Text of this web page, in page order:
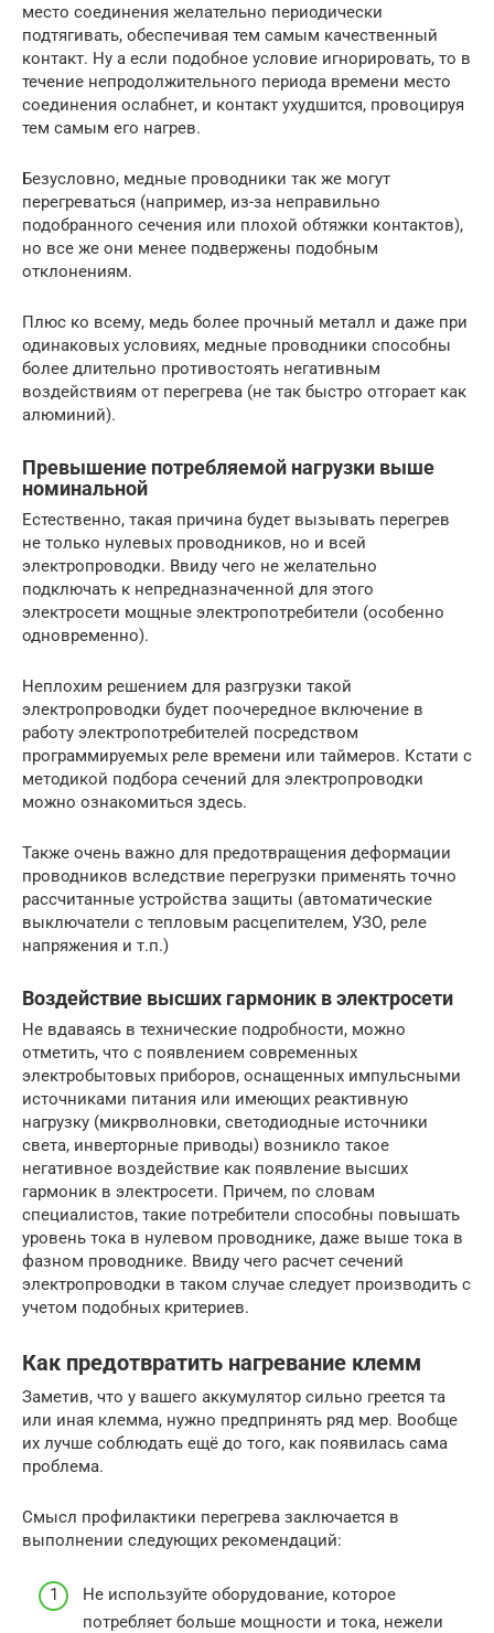
место соединения желательно периодически
подтягивать, обеспечивая тем самым качественный
контакт. Ну а если подобное условие игнорировать, то в
течение непродолжительного периода времени место
соединения ослабнет, и контакт ухудшится, провоцируя
тем самым его нагрев.
Безусловно, медные проводники так же могут
перегреваться (например, из-за неправильно
подобранного сечения или плохой обтяжки контактов),
но все же они менее подвержены подобным
отклонениям.
Плюс ко всему, медь более прочный металл и даже при
одинаковых условиях, медные проводники способны
более длительно противостоять негативным
воздействиям от перегрева (не так быстро отгорает как
алюминий).
Превышение потребляемой нагрузки выше
номинальной
Естественно, такая причина будет вызывать перегрев
не только нулевых проводников, но и всей
электропроводки. Ввиду чего не желательно
подключать к непредназначенной для этого
электросети мощные электропотребители (особенно
одновременно).
Неплохим решением для разгрузки такой
электропроводки будет поочередное включение в
работу электропотребителей посредством
программируемых реле времени или таймеров. Кстати с
методикой подбора сечений для электропроводки
можно ознакомиться здесь.
Также очень важно для предотвращения деформации
проводников вследствие перегрузки применять точно
рассчитанные устройства защиты (автоматические
выключатели с тепловым расцепителем, УЗО, реле
напряжения и т.п.)
Воздействие высших гармоник в электросети
Не вдаваясь в технические подробности, можно
отметить, что с появлением современных
электробытовых приборов, оснащенных импульсными
источниками питания или имеющих реактивную
нагрузку (микрволновки, светодиодные источники
света, инверторные приводы) возникло такое
негативное воздействие как появление высших
гармоник в электросети. Причем, по словам
специалистов, такие потребители способны повышать
уровень тока в нулевом проводнике, даже выше тока в
фазном проводнике. Ввиду чего расчет сечений
электропроводки в таком случае следует производить с
учетом подобных критериев.
Как предотвратить нагревание клемм
Заметив, что у вашего аккумулятор сильно греется та
или иная клемма, нужно предпринять ряд мер. Вообще
их лучше соблюдать ещё до того, как появилась сама
проблема.
Смысл профилактики перегрева заключается в
выполнении следующих рекомендаций:
Не используйте оборудование, которое
потребляет больше мощности и тока, нежели